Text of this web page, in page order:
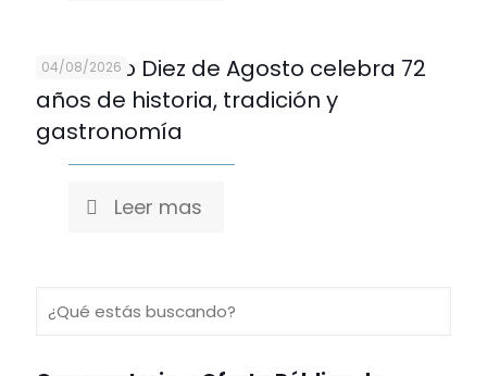
04/08/2026
Mercado Diez de Agosto celebra 72
años de historia, tradición y
gastronomía
Leer mas